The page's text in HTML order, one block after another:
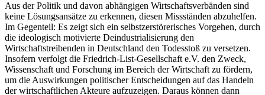
Aus der Politik und davon abhängigen Wirtschaftsverbänden sind
keine Lösungsansätze zu erkennen, diesen Missständen abzuhelfen.
Im Gegenteil: Es zeigt sich ein selbstzerstörerisches Vorgehen, durch
die ideologisch motivierte Deindustrialisierung den
Wirtschaftstreibenden in Deutschland den Todesstoß zu versetzen.
Insofern verfolgt die Friedrich-List-Gesellschaft e.V. den Zweck,
Wissenschaft und Forschung im Bereich der Wirtschaft zu fördern,
um die Auswirkungen politischer Entscheidungen auf das Handeln
der wirtschaftlichen Akteure aufzuzeigen. Daraus können dann